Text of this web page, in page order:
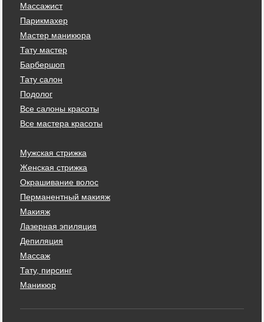
Массажист
Парикмахер
Мастер маникюра
Тату мастер
Барбершоп
Тату салон
Подолог
Все салоны красоты
Все мастера красоты
Мужская стрижка
Женская стрижка
Окрашивание волос
Перманентный макияж
Макияж
Лазерная эпиляция
Депиляция
Массаж
Тату, пирсинг
Маникюр